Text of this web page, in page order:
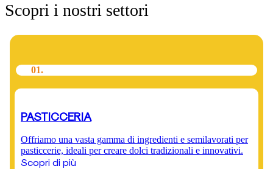
Scopri i nostri settori
01.
PASTICCERIA
Offriamo una vasta gamma di ingredienti e semilavorati per
pasticcerie, ideali per creare dolci tradizionali e innovativi.
Scopri di più